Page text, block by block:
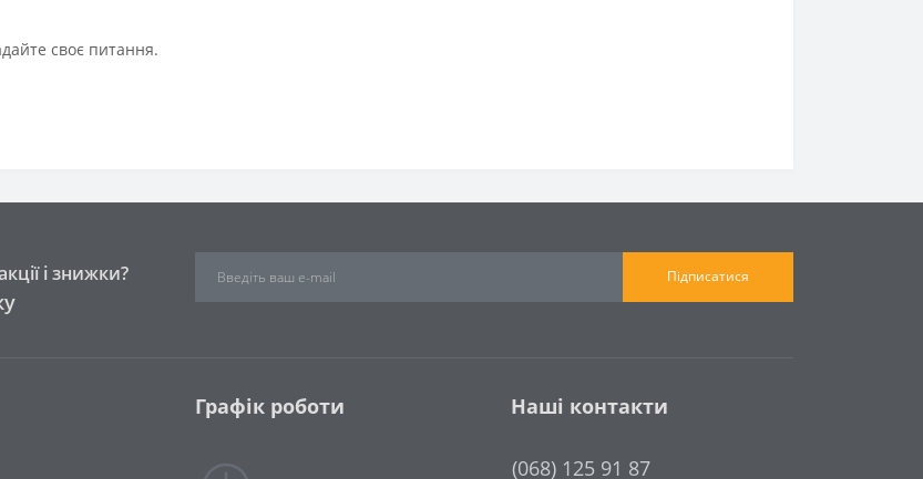
своє питання.
і знижки? Підписатися
Графік роботи Наші контакти
(068) 125 91 87